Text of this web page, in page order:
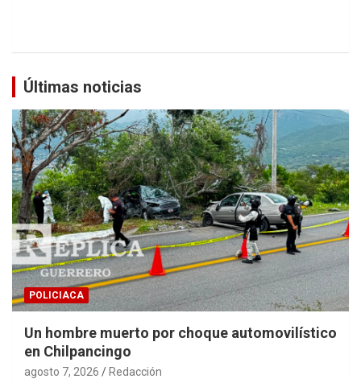
Últimas noticias
POLICIACA
Un hombre muerto por choque automovilístico
en Chilpancingo
agosto 7, 2026 Redacción